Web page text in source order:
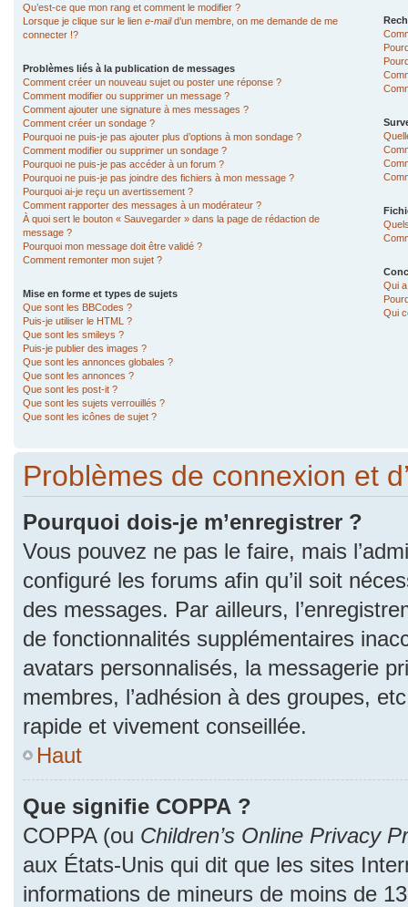
Qu’est-ce que mon rang et comment le modifier ?
Lorsque je clique sur le lien e-maild’un membre, on me demande de me
connecter !?
Problèmes liés à la publication de messages
Comment créer un nouveau sujet ou poster une réponse ?
Comment modifier ou supprimer un message ?
Comment ajouter une signature à mes messages ?
Comment créer un sondage ?
Pourquoi ne puis-je pas ajouter plus d’options à mon sondage ?
Comment modifier ou supprimer un sondage ?
Pourquoi ne puis-je pas accéder à un forum ?
Pourquoi ne puis-je pas joindre des fichiers à mon message ?
Pourquoi ai-je reçu un avertissement ?
Comment rapporter des messages à un modérateur ?
À quoi sert le bouton « Sauvegarder » dans la page de rédaction de
message ?
Pourquoi mon message doit être validé ?
Comment remonter mon sujet ?
Mise en forme et types de sujets
Que sont les BBCodes ?
Puis-je utiliser le HTML ?
Que sont les smileys ?
Puis-je publier des images ?
Que sont les annonces globales ?
Que sont les annonces ?
Que sont les post-it ?
Que sont les sujets verrouillés ?
Que sont les icônes de sujet ?
Qui
Qui
Problèmes de connexion et
Pourquoi dois-je m’enregistrer ?
Vous pouvez ne pas le faire, mais
configuré les forums afin qu’il soit
des messages. Par ailleurs,
de fonctionnalités supplémentaires
avatars personnalisés, la messagerie
membres, l’adhésion à des groupes,
rapide et vivement conseillée.
Haut
Que signifie COPPA ?
COPPA (ou Children’s Online Privacy
aux États-Unis qui dit que les sites
informations de mineurs de moins de